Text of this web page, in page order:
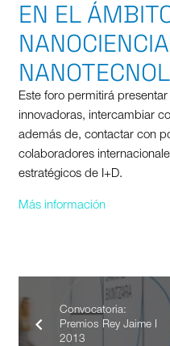
EN EL
Este foro permitirá
innovadoras, intercambiar
además de, contactar con
colaboradores
estratégicos de I+D.
Más información
Convocatoria:
Premios Rey Jaime I
2013